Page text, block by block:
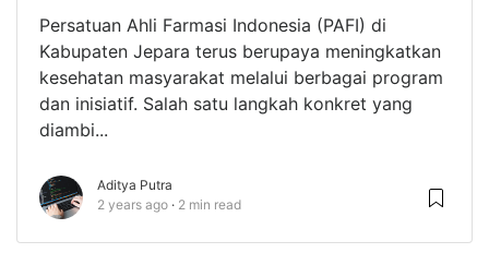
Persatuan Ahli Farmasi Indonesia (PAFI) di
Kabupaten Jepara terus berupaya meningkatkan
kesehatan masyarakat melalui berbagai program
dan inisiatif. Salah satu langkah konkret yang
diambi...
Aditya Putra
2 years ago
2 min read